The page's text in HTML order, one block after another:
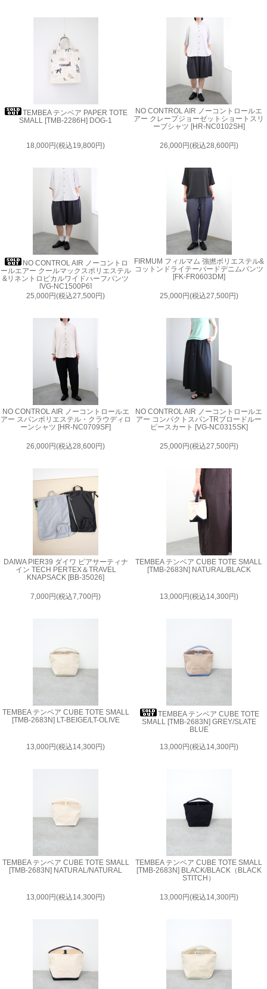
TEMBEA テンベア PAPER TOTE
SMALL [TMB-2286H] DOG-1
18,000円(税込19,800円)
NO CONTROL AIR ノーコントロールエ
アー クレープジョーゼットショートスリ
ーブシャツ [HR-NC0102SH]
26,000円(税込28,600円)
NO CONTROL AIR ノーコントロ
ールエアー クールマックスポリエステル
&リネントロピカルワイドハーフパンツ
[VG-NC1500P6]
25,000円(税込27,500円)
FIRMUM フィルマム 強撚ポリエステル&
コットンドライテーパードデニムパンツ
[FK-FR0603DM]
25,000円(税込27,500円)
NO CONTROL AIR ノーコントロールエ
アー スパンポリエステル・クラウディロ
ーンシャツ [HR-NC0709SF]
26,000円(税込28,600円)
NO CONTROL AIR ノーコントロールエ
アー コンパクトスパンTRブロードルー
ピースカート [VG-NC0315SK]
25,000円(税込27,500円)
DAIWA PIER39 ダイワ ピアサーティナ
イン TECH PERTEX＆TRAVEL
KNAPSACK [BB-35026]
7,000円(税込7,700円)
TEMBEA テンベア CUBE TOTE SMALL
[TMB-2683N] NATURAL/BLACK
13,000円(税込14,300円)
TEMBEA テンベア CUBE TOTE SMALL
[TMB-2683N] LT-BEIGE/LT-OLIVE
13,000円(税込14,300円)
TEMBEA テンベア CUBE TOTE
SMALL [TMB-2683N] GREY/SLATE
BLUE
13,000円(税込14,300円)
TEMBEA テンベア CUBE TOTE SMALL
[TMB-2683N] NATURAL/NATURAL
13,000円(税込14,300円)
TEMBEA テンベア CUBE TOTE SMALL
[TMB-2683N] BLACK/BLACK（BLACK
STITCH）
13,000円(税込14,300円)